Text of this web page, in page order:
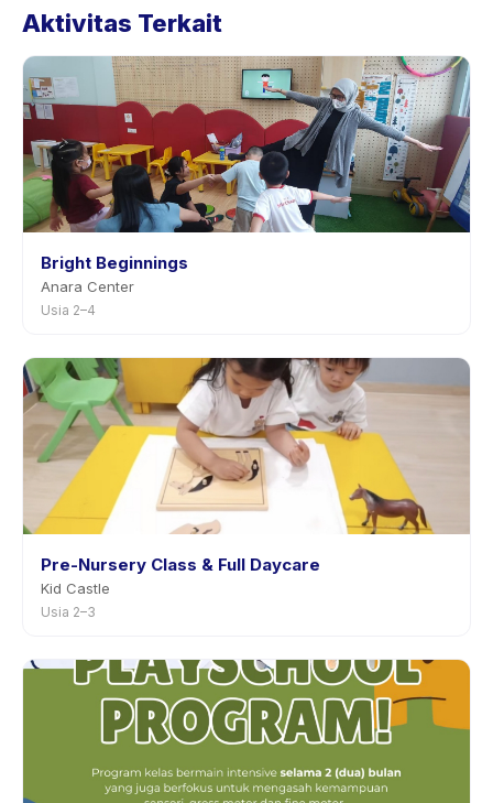
halaman aktivitas di aplikasi. Kebanyakan penyedia
pemberitahuan sebelumnya.
Aktivitas Terkait
Bright Beginnings
Anara Center
Usia 2–4
Pre-Nursery Class & Full Daycare
Kid Castle
Usia 2–3